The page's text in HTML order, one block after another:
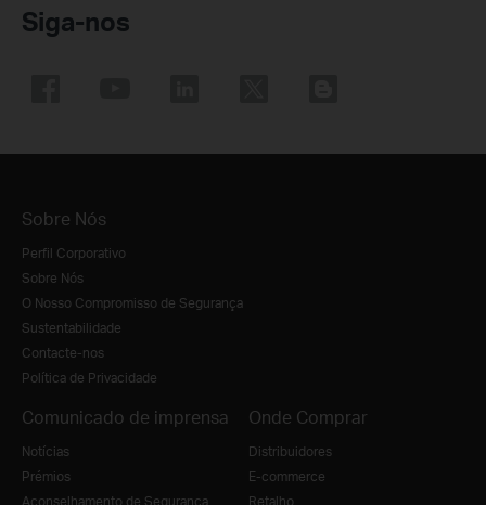
Siga-nos
Sobre Nós
Perfil Corporativo
Sobre Nós
O Nosso Compromisso de Segurança
Sustentabilidade
Contacte-nos
Política de Privacidade
Comunicado de imprensa
Notícias
Prémios
Aconselhamento de Segurança
Onde Comprar
Distribuidores
E-commerce
Retalho